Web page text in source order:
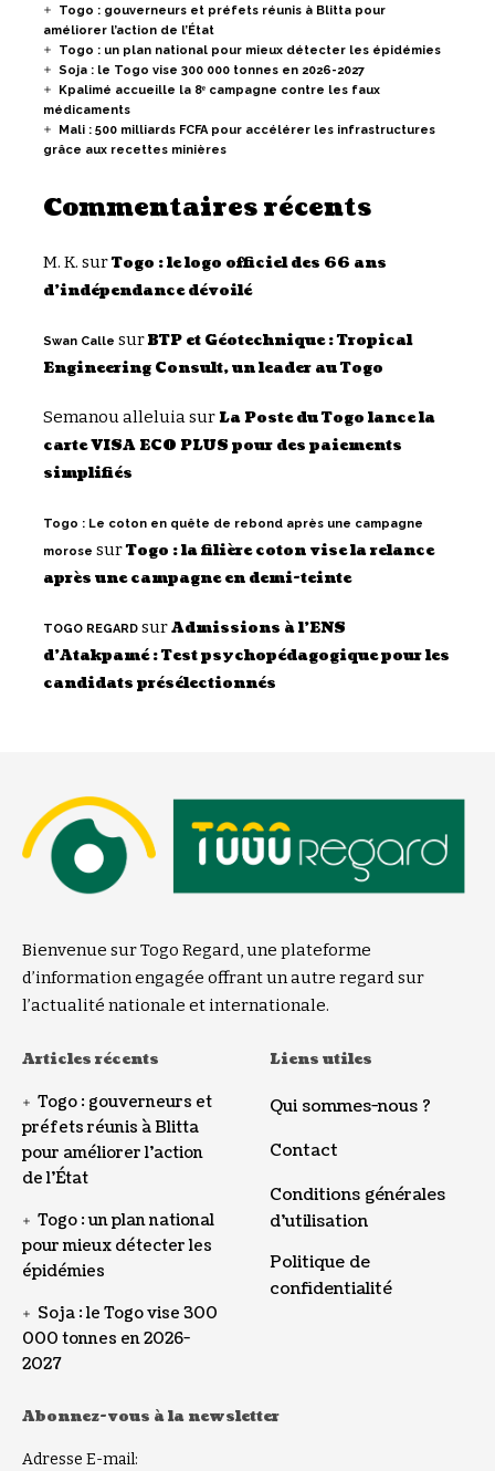
Togo : gouverneurs et préfets réunis à Blitta pour
améliorer l’action de l’État
Togo : un plan national pour mieux détecter les épidémies
Soja : le Togo vise 300 000 tonnes en 2026-2027
Kpalimé accueille la 8ᵉ campagne contre les faux
médicaments
Mali : 500 milliards FCFA pour accélérer les infrastructures
grâce aux recettes minières
Commentaires récents
M. K. surTogo : le logo officiel des 66 ans
d’indépendance dévoilé
Swan Calle surBTP et Géotechnique : Tropical
Engineering Consult, un leader au Togo
Semanou alleluiasurLa Poste du Togo lance la
carte VISA ECO PLUS pour des paiements
simplifiés
Togo : Le coton en quête de rebond après une campagne
morose surTogo : la filière coton vise la relance
après une campagne en demi-teinte
TOGO REGARD surAdmissions à l’ENS
d’Atakpamé : Test psychopédagogique pour les
candidats présélectionnés
Bienvenue sur Togo Regard, une plateforme
d’information engagée offrant un autre regard sur
l’actualité nationale et internationale.
Articles récents
Togo : gouverneurs et
préfets réunis à Blitta
pour améliorer l’action
de l’État
Togo : un plan national
pour mieux détecter les
épidémies
Soja : le Togo vise 300
000 tonnes en 2026-
2027
Liens utiles
Qui sommes-nous ?
Contact
Conditions générales
d’utilisation
Politique de
confidentialité
Abonnez-vous à la newsletter
Adresse E-mail: